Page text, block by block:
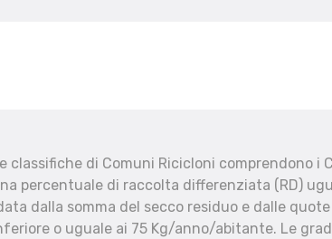
classifiche di Comuni Ricicloni comprendono
percentuale di raccolta differenziata (RD)
dalla somma del secco residuo e dalle
o uguale ai 75 Kg/anno/abitante. Le